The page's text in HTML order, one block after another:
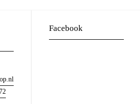
Facebook